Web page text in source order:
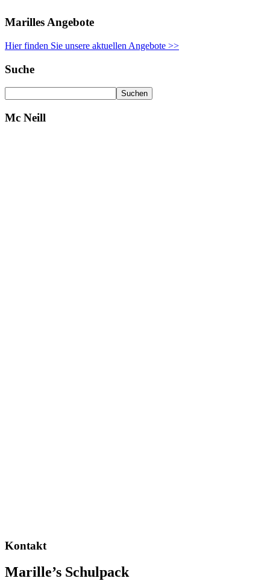
Marilles Angebote
Hier finden Sie unsere aktuellen Angebote >>
Suche
Mc Neill
Kontakt
Marille’s Schulpack